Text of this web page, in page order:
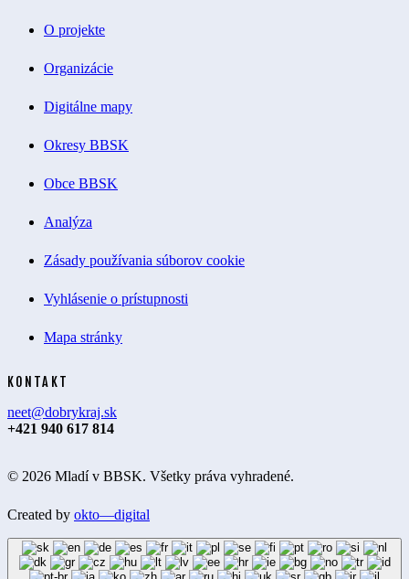
O projekte
Organizácie
Digitálne mapy
Okresy BBSK
Obce BBSK
Analýza
Zásady používania súborov cookie
Vyhlásenie o prístupnosti
Mapa stránky
KONTAKT
neet@dobrykraj.sk
+421 940 617 814
© 2026 Mladí v BBSK. Všetky práva vyhradené.
Created by okto—digital